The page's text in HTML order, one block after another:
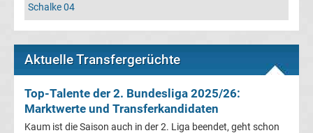
Conference
League
Schalke 04
Aktuelle Transfergerüchte
Top-Talente der 2. Bundesliga 2025/26:
Marktwerte und Transferkandidaten
Kaum ist die Saison auch in der 2. Liga beendet, geht schon